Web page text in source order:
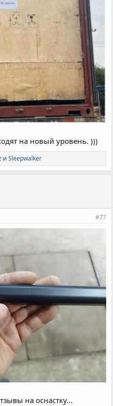
на новый уровень. )))
иSleepwalker
#77
на оснастку...